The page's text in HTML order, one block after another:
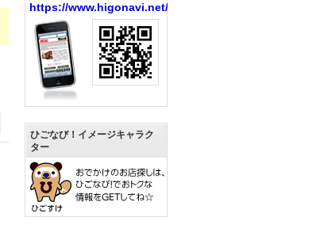
https://www.higonavi.net/
ひごなび！イメージキャラク
ター